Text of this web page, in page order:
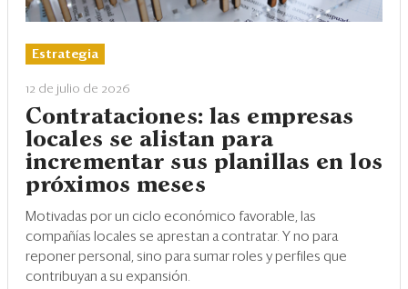
Eventos
Blogs
Ranking CEO
Edición Impresa
Estrategia
12 de julio de 2026
Contrataciones: las empresas
locales se alistan para
incrementar sus planillas en los
próximos meses
Motivadas por un ciclo económico favorable, las
compañías locales se aprestan a contratar. Y no para
reponer personal, sino para sumar roles y perfiles que
contribuyan a su expansión.